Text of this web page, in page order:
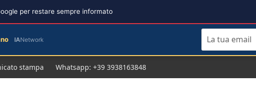
stampa Whatsapp: +39 3938163848
per restare sempre informato
IANetwork